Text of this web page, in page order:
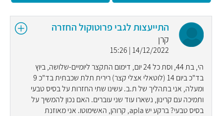
התייעצות לגבי פרוטוקול החזרה
קרן
14/12/2022 | 15:26
הי, בת 44, וסת כל 24 יום, דימום התקצר ליומיים-שלושה, ביוץ
בד"כ ביום 14 (לוטאלי אצלי קצר) רירית תלת שכבתית בד"כ 9
ומעלה, אני בתהליך של ת.ב. עשינו שתי החזרות על בסיס טבעי
ותמיכה עם קרינון, נשארו עוד שני עוברים. האם נכון להמשיך על
בסיס טבעי? ברקע יש apla, קרוהן, האשימוטו. אני מאוזנת